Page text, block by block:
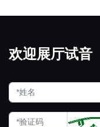
欢迎展厅试音